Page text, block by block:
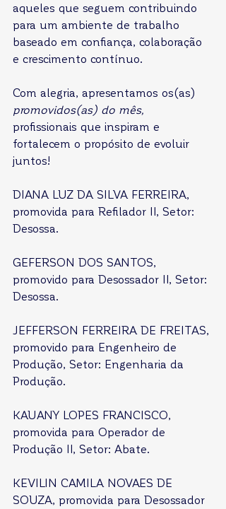
aqueles que seguem contribuindo
para um ambiente de trabalho
baseado em confiança, colaboração
e crescimento contínuo.
Com alegria, apresentamos os(as)
promovidos(as) do mês,
profissionais que inspiram e
fortalecem o propósito de evoluir
juntos!
DIANA LUZ DA SILVA FERREIRA,
promovida para Refilador II, Setor:
Desossa.
GEFERSON DOS SANTOS,
promovido para Desossador II, Setor:
Desossa.
JEFFERSON FERREIRA DE FREITAS,
promovido para Engenheiro de
Produção, Setor: Engenharia da
Produção.
KAUANY LOPES FRANCISCO,
promovida para Operador de
Produção II, Setor: Abate.
KEVILIN CAMILA NOVAES DE
SOUZA, promovida para Desossador